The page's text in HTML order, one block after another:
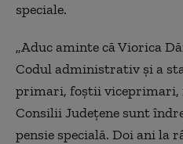
speciale.
„Aduc aminte că Viorica
Codul administrativ şi a
primari, foştii viceprimari,
Consilii Judeţene sunt
pensie specială. Doi ani la